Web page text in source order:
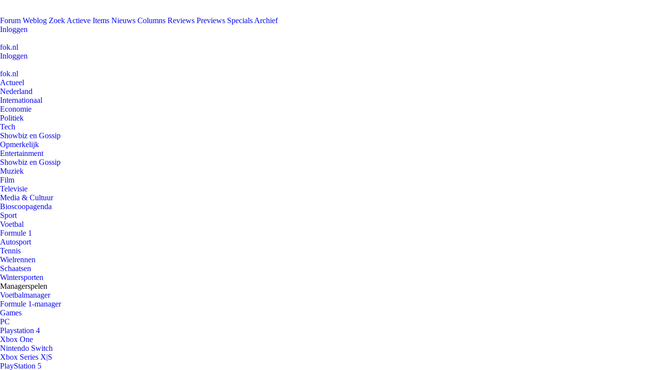
Forum Weblog Zoek Actieve Items Nieuws Columns Reviews Previews Specials Archief
Inloggen
fok.nl
Inloggen
fok.nl
Actueel
Nederland
Internationaal
Economie
Politiek
Tech
Showbiz en Gossip
Opmerkelijk
Entertainment
Showbiz en Gossip
Muziek
Film
Televisie
Media & Cultuur
Bioscoopagenda
Sport
Voetbal
Formule 1
Autosport
Tennis
Wielrennen
Schaatsen
Wintersporten
Managerspelen
Voetbalmanager
Formule 1-manager
Games
PC
Playstation 4
Xbox One
Nintendo Switch
Xbox Series X|S
PlayStation 5